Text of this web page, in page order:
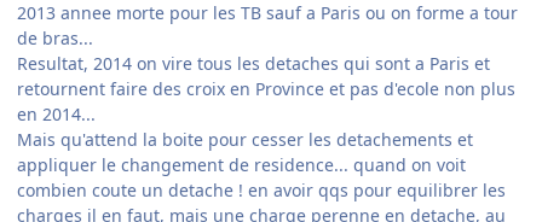
2013 annee morte pour les TB sauf a Paris ou on forme a tour
de bras...
Resultat, 2014 on vire tous les detaches qui sont a Paris et
retournent faire des croix en Province et pas d'ecole non plus
en 2014...
Mais qu'attend la boite pour cesser les detachements et
appliquer le changement de residence... quand on voit
combien coute un detache ! en avoir qqs pour equilibrer les
charges il en faut, mais une charge perenne en detache, au